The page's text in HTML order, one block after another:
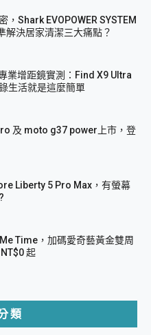
，Shark EVOPOWER SYSTEM
解決居家清潔三大痛點？
業增距鏡實測：Find X9 Ultra
生活就是這麼簡單
及 moto g37 power上市，登
Liberty 5 Pro Max，有螢幕
Time，加碼愛奇藝黃金雙周
起
類